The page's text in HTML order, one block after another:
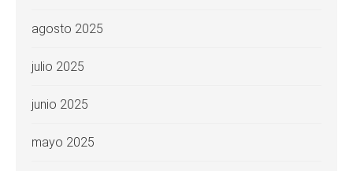
agosto 2025
julio 2025
junio 2025
mayo 2025